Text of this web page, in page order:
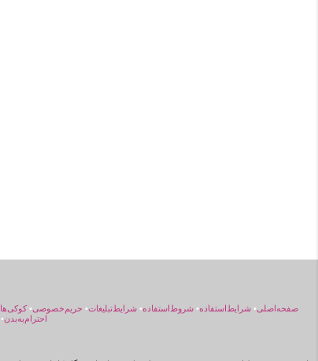
صفحه‌اصلی• شرایط‌استفاده• شروط‌استفاده• شرایط‌تبلیغات• حریم‌خصوصی•کوکی‌ها
احترام‌به‌بدن•